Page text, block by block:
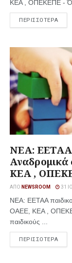
ΚΕΑ , ΟΠΕΚΕΠΕ -
ΠΕΡΙΣΣΟΤΕΡΑ
ΝΕΑ: ΕΕΤΑΑ
ΚΕΑ ,
ΑΠΌ NEWSROOM 31
ΝΕΑ: ΕΕΤΑΑ
ΟΑΕΕ, ΚΕΑ ,
παιδικούς ...
ΠΕΡΙΣΣΟΤΕΡΑ